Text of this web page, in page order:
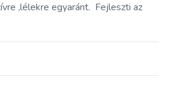
,lélekre egyaránt. Fejleszti az